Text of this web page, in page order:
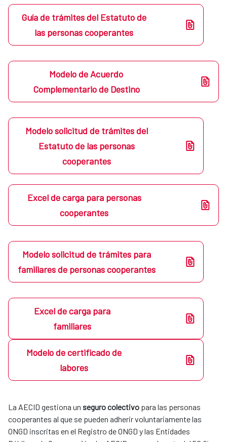
Guía de trámites del Estatuto de
las personas cooperantes
Modelo de Acuerdo
Complementario de Destino
Modelo solicitud de trámites del
Estatuto de las personas
cooperantes
Excel de carga para personas
cooperantes
Modelo solicitud de trámites para
familiares de personas cooperantes
Excel de carga para
familiares
Modelo de certificado de
labores
La AECID gestiona un seguro colectivo para las personas
cooperantes al que se pueden adherir voluntariamente las
ONGD inscritas en el Registro de ONGD y las Entidades